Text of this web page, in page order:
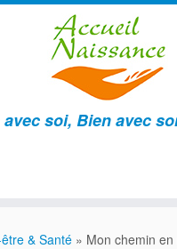
avec soi, Bien avec
& Santé » Mon chemin